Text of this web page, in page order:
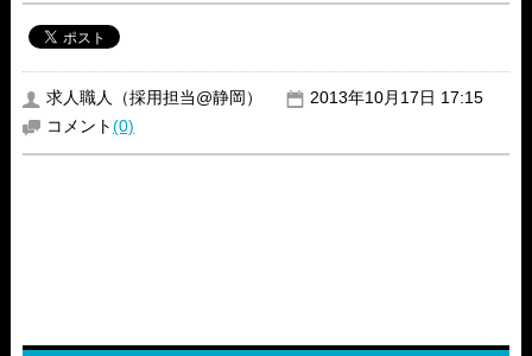
求人職人（採用担当@静岡）
2013年10月17日 17:15
コメント(0)